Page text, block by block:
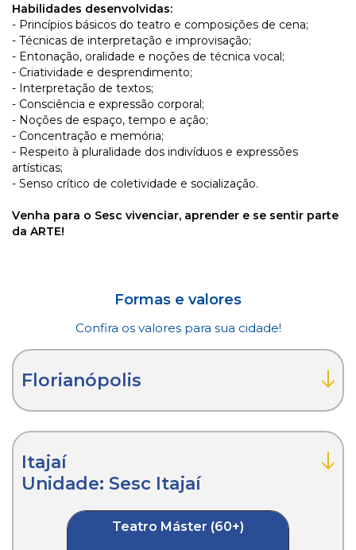
Habilidades desenvolvidas:
- Princípios básicos do teatro e composições de cena;
- Técnicas de interpretação e improvisação;
- Entonação, oralidade e noções de técnica vocal;
- Criatividade e desprendimento;
- Interpretação de textos;
- Consciência e expressão corporal;
- Noções de espaço, tempo e ação;
- Concentração e memória;
- Respeito à pluralidade dos indivíduos e expressões
artísticas;
- Senso crítico de coletividade e socialização.
Venha para o Sesc vivenciar, aprender e se sentir parte
da ARTE!
Formas e valores
Confira os valores para sua cidade!
Florianópolis
Itajaí
Unidade: Sesc Itajaí
Teatro Máster (60+)